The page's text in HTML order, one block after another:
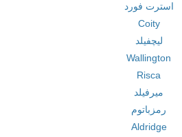
استرت فورد
Coity
لیچفیلد
Wallington
Risca
میرفیلد
رمزباتوم
Aldridge